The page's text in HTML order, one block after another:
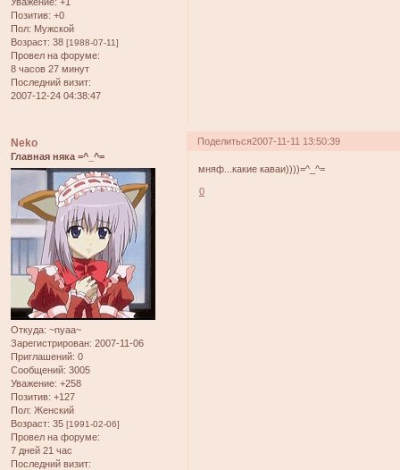
Позитив: +0
Пол: Мужской
Возраст: 38 [1988-07-11]
Провел на форуме:
8 часов 27 минут
Последний визит:
2007-12-24 04:38:47
Поделиться2007-11-11 13:50:39
Neko
Главная няка =^_^=
Откуда: ~nyaa~
Зарегистрирован: 2007-11-06
Приглашений: 0
Сообщений: 3005
Уважение: +258
Позитив: +127
Пол: Женский
Возраст: 35 [1991-02-06]
Провел на форуме:
7 дней 21 час
Последний визит:
мняф...какие каваи))))=^_^=
0